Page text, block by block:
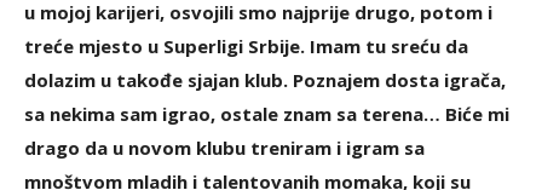
u mojoj karijeri, osvojili smo najprije drugo, potom i
treće mjesto u Superligi Srbije. Imam tu sreću da
dolazim u takođe sjajan klub. Poznajem dosta igrača,
sa nekima sam igrao, ostale znam sa terena… Biće mi
drago da u novom klubu treniram i igram sa
mnoštvom mladih i talentovanih momaka, koji su